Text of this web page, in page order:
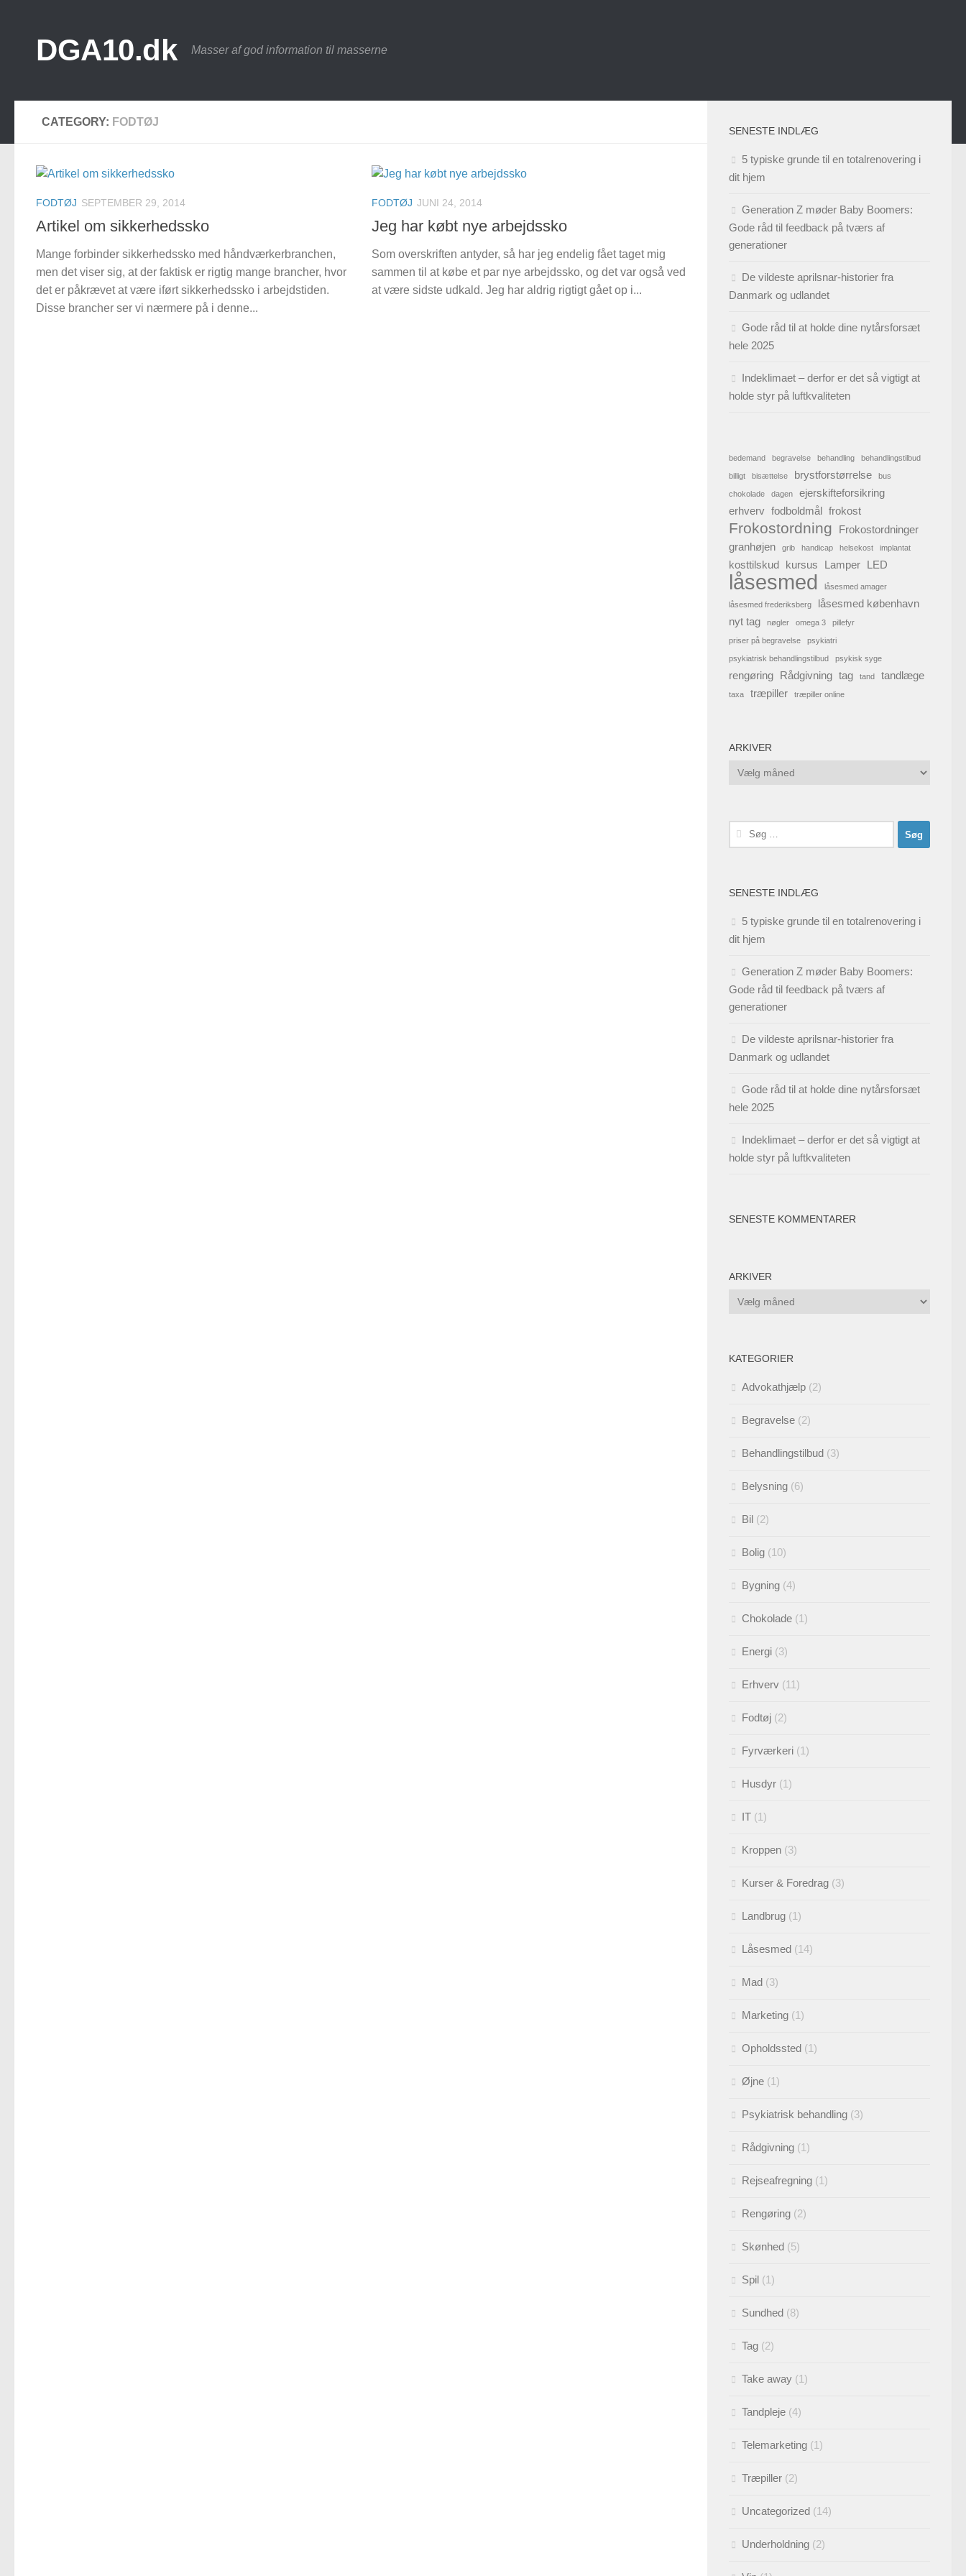
DGA10.dk Masser af god information til masserne
CATEGORY: FODTØJ
FODTØJ SEPTEMBER 29, 2014
Artikel om sikkerhedssko
Mange forbinder sikkerhedssko med håndværkerbranchen,
men det viser sig, at der faktisk er rigtig mange brancher, hvor
det er påkrævet at være iført sikkerhedssko i arbejdstiden.
Disse brancher ser vi nærmere på i denne...
FODTØJ JUNI 24, 2014
Jeg har købt nye arbejdssko
Som overskriften antyder, så har jeg endelig fået taget mig
sammen til at købe et par nye arbejdssko, og det var også ved
at være sidste udkald. Jeg har aldrig rigtigt gået op i...
SENESTE INDLÆG
5 typiske grunde til en totalrenovering i
dit hjem
Generation Z møder Baby Boomers:
Gode råd til feedback på tværs af
generationer
De vildeste aprilsnar-historier fra
Danmark og udlandet
Gode råd til at holde dine nytårsforsæt
hele 2025
Indeklimaet – derfor er det så vigtigt at
holde styr på luftkvaliteten
bedemand begravelse behandling behandlingstilbud
billigt bisættelse brystforstørrelse bus
chokolade dagen
ejerskifteforsikring
erhverv fodboldmål frokost
Frokostordning
Frokostordninger
granhøjen
grib handicap helsekost implantat
kosttilskud kursus Lamper LED
låsesmed låsesmed amager
låsesmed frederiksberg
låsesmed københavn
nyt tag
nøgler omega 3 pillefyr
priser på begravelse psykiatri
psykiatrisk behandlingstilbud psykisk syge
rengøring Rådgivning tag tand tandlæge
taxa træpiller træpiller online
ARKIVER
Arkiver
Søg
efter:
SENESTE INDLÆG
5 typiske grunde til en totalrenovering i
dit hjem
Generation Z møder Baby Boomers:
Gode råd til feedback på tværs af
generationer
De vildeste aprilsnar-historier fra
Danmark og udlandet
Gode råd til at holde dine nytårsforsæt
hele 2025
Indeklimaet – derfor er det så vigtigt at
holde styr på luftkvaliteten
SENESTE KOMMENTARER
ARKIVER
Arkiver
KATEGORIER
Advokathjælp (2)
Begravelse (2)
Behandlingstilbud (3)
Belysning (6)
Bil (2)
Bolig (10)
Bygning (4)
Chokolade (1)
Energi (3)
Erhverv (11)
Fodtøj (2)
Fyrværkeri (1)
Husdyr (1)
IT (1)
Kroppen (3)
Kurser & Foredrag (3)
Landbrug (1)
Låsesmed (14)
Mad (3)
Marketing (1)
Opholdssted (1)
Øjne (1)
Psykiatrisk behandling (3)
Rådgivning (1)
Rejseafregning (1)
Rengøring (2)
Skønhed (5)
Spil (1)
Sundhed (8)
Tag (2)
Take away (1)
Tandpleje (4)
Telemarketing (1)
Træpiller (2)
Uncategorized (14)
Underholdning (2)